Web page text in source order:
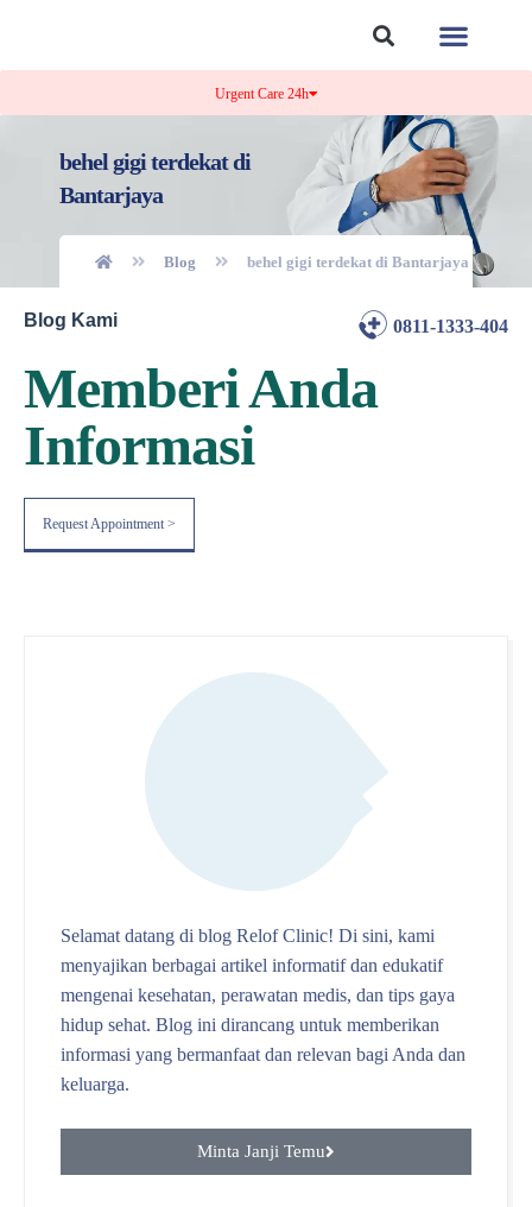
Urgent Care 24h
behel gigi terdekat di
Bantarjaya
Blog behel gigi terdekat di Bantarjaya
Blog Kami 0811-1333-404
Memberi Anda
Informasi
Request Appointment >
Selamat datang di blog Relof Clinic! Di sini, kami
menyajikan berbagai artikel informatif dan edukatif
mengenai kesehatan, perawatan medis, dan tips gaya
hidup sehat. Blog ini dirancang untuk memberikan
informasi yang bermanfaat dan relevan bagi Anda dan
keluarga.
Minta Janji Temu